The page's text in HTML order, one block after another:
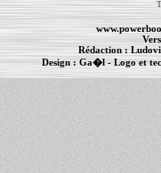
Rédaction :
Design : Ga�l- Logo et
Informations : PowerBook -